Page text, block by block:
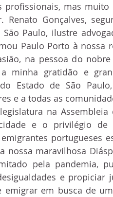
profissionais, mas
Renato Gonçalves,
São Paulo, ilustre
Paulo Porto à nossa
na pessoa do
minha gratidão e
do Estado de São
e a todas as
na
e o privilégio
portugueses
nossa maravilhosa
pela pandemia,
e propiciar
emigrar em busca de